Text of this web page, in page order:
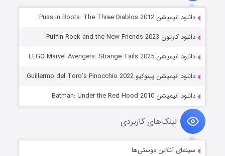
دانلود انیمیشن Puss in Boots: The Three Diablos 2012
دانلود کارتون Puffin Rock and the New Friends 2023
دانلود انیمیشن LEGO Marvel Avengers: Strange Tails 2025
دانلود انیمیشن پینوکیو Guillermo del Toro’s Pinocchio 2022
دانلود انیمیشن Batman: Under the Red Hood 2010
لینک‌های کاربردی
سینمای آنلاین دوستی‌ها